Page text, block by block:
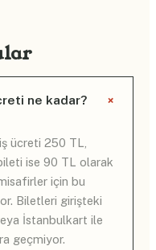
ne kadar? +
ücreti 250 TL,
ise 90 TL olarak
için bu
Biletleri girişteki
İstanbulkart ile
geçmiyor.